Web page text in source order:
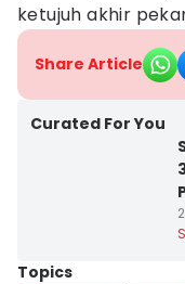
ketujuh akhir
Share Article
Curated For You
Topics